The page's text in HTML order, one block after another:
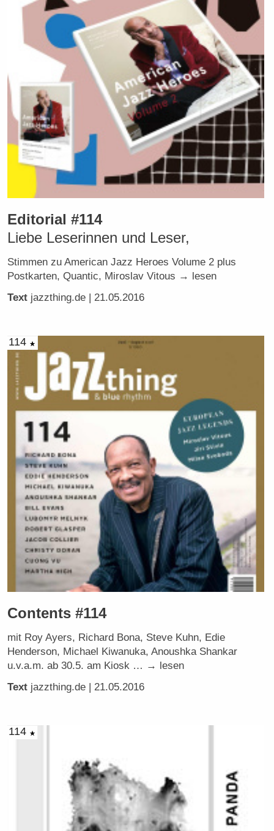
Editorial #114
Liebe Leserinnen und Leser,
Stimmen zu American Jazz Heroes Volume 2 plus
Postkarten, Quantic, Miroslav Vitous → lesen
Text jazzthing.de | 21.05.2016
114
Contents #114
mit Roy Ayers, Richard Bona, Steve Kuhn, Edie
Henderson, Michael Kiwanuka, Anoushka Shankar
u.v.a.m. ab 30.5. am Kiosk … → lesen
Text jazzthing.de | 21.05.2016
114